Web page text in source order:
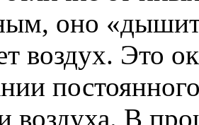
оно
воздух. Это
воздуха. В